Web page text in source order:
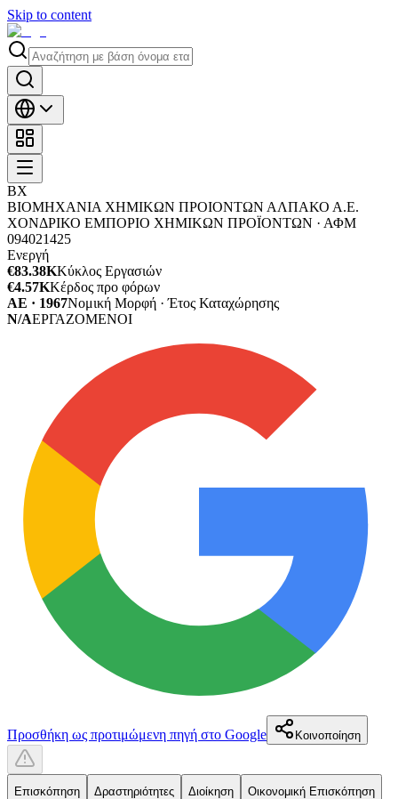
Skip to content
ΒΧ
ΒΙΟΜΗΧΑΝΙΑ ΧΗΜΙΚΩΝ ΠΡΟΙΟΝΤΩΝ ΑΛΠΑΚΟ Α.Ε.
ΧΟΝΔΡΙΚΟ ΕΜΠΟΡΙΟ ΧΗΜΙΚΩΝ ΠΡΟΪΟΝΤΩΝ · ΑΦΜ
094021425
Ενεργή
€83.38KΚύκλος Εργασιών
€4.57KΚέρδος προ φόρων
ΑΕ · 1967Νομική Μορφή · Έτος Καταχώρησης
N/AΕΡΓΑΖΟΜΕΝΟΙ
Προσθήκη ως προτιμώμενη πηγή στο Google Κοινοποίηση
Επισκόπηση Δραστηριότητες Διοίκηση Οικονομική Επισκόπηση